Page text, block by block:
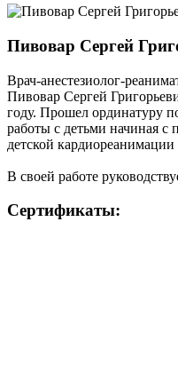
Пивовар Сергей
Врач-анестезиолог-
Пивовар Сергей
году. Прошел ординатуру
работы с детьми начиная
детской
В своей работе
Сертификаты: